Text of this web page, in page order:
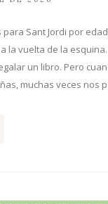
Sant Jordi por
la vuelta de la
un libro. Pero
muchas veces nos